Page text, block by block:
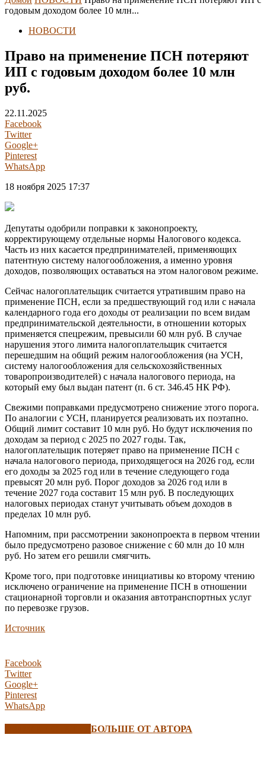
годовым доходом более 10 млн...
НОВОСТИ
Право на применение ПСН потеряют
ИП с годовым доходом более 10 млн
руб.
22.11.2025
Facebook
Twitter
Google+
Pinterest
WhatsApp
18 ноября 2025 17:37
Депутаты одобрили поправки к законопроекту,
корректирующему отдельные нормы Налогового кодекса.
Часть из них касается предпринимателей, применяющих
патентную систему налогообложения, а именно уровня
доходов, позволяющих оставаться на этом налоговом режиме.
Сейчас налогоплательщик считается утратившим право на
применение ПСН, если за предшествующий год или с начала
календарного года его доходы от реализации по всем видам
предпринимательской деятельности, в отношении которых
применяется спецрежим, превысили 60 млн руб. В случае
нарушения этого лимита налогоплательщик считается
перешедшим на общий режим налогообложения (на УСН,
систему налогообложения для сельскохозяйственных
товаропроизводителей) с начала налогового периода, на
который ему был выдан патент (п. 6 ст. 346.45 НК РФ).
Свежими поправками предусмотрено снижение этого порога.
По аналогии с УСН, планируется реализовать их поэтапно.
Общий лимит составит 10 млн руб. Но будут исключения по
доходам за период с 2025 по 2027 годы. Так,
налогоплательщик потеряет право на применение ПСН с
начала налогового периода, приходящегося на 2026 год, если
его доходы за 2025 год или в течение следующего года
превысят 20 млн руб. Порог доходов за 2026 год или в
течение 2027 года составит 15 млн руб. В последующих
налоговых периодах станут учитывать объем доходов в
пределах 10 млн руб.
Напомним, при рассмотрении законопроекта в первом чтении
было предусмотрено разовое снижение с 60 млн до 10 млн
руб. Но затем его решили смягчить.
Кроме того, при подготовке инициативы ко второму чтению
исключено ограничение на применение ПСН в отношении
стационарной торговли и оказания автотранспортных услуг
по перевозке грузов.
Источник
Facebook
Twitter
Google+
Pinterest
WhatsApp
БОЛЬШЕ ОТ АВТОРА